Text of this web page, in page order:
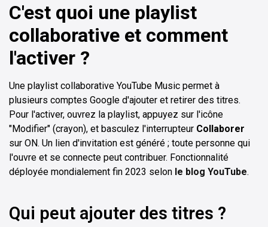
C'est quoi une playlist
collaborative et comment
l'activer ?
Une playlist collaborative YouTube Music permet à
plusieurs comptes Google d'ajouter et retirer des titres.
Pour l'activer, ouvrez la playlist, appuyez sur l'icône
"Modifier" (crayon), et basculez l'interrupteur Collaborer
sur ON. Un lien d'invitation est généré ; toute personne qui
l'ouvre et se connecte peut contribuer. Fonctionnalité
déployée mondialement fin 2023 selon le blog YouTube.
Qui peut ajouter des titres ?